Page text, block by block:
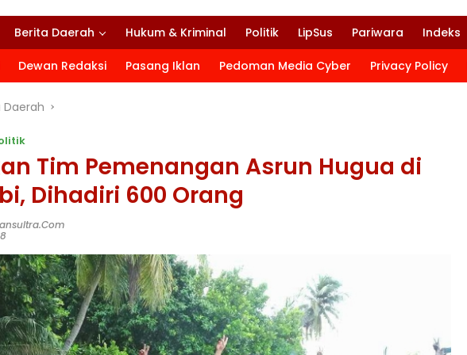
Berita Daerah Hukum & Kriminal Politik LipSus Pariwara Indeks
Dewan Redaksi Pasang Iklan Pedoman Media Cyber Privacy Policy
Daerah
Tim Pemenangan Asrun Hugua di
Dihadiri 600 Orang